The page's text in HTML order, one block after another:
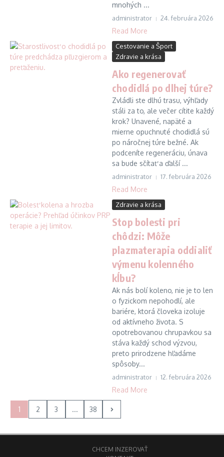
mnohých ...
administrator 24. februára 2026
Read More
Cestovanie a Šport
Zdravie a krása
Ako regenerovať
chodidlá po dlhej túre?
Zvládli ste dlhú trasu, výhľady
stáli za to, ale večer cítite každý
krok? Unavené, napäté a
mierne opuchnuté chodidlá sú
po náročnej túre bežné. Ak
podceníte regeneráciu, únava
sa bude sčítať a ďalší ...
administrator 17. februára 2026
Read More
Zdravie a krása
Stop bolesti pri
chôdzi: Môže
plazmaterapia oddialiť
výmenu kolenného
kĺbu?
Ak nás bolí koleno, nie je to len
o fyzickom nepohodlí, ale
bariére, ktorá človeka izoluje
od aktívneho života. S
opotrebovanou chrupavkou sa
stáva každý schod výzvou,
preto prirodzene hľadáme
spôsoby...
administrator 12. februára 2026
Read More
1 2 3 ... 38
CHCEM INZEROVAŤ